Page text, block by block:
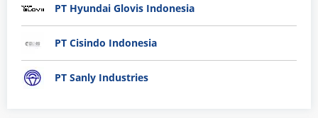
PT Hyundai Glovis Indonesia
PT Cisindo Indonesia
PT Sanly Industries